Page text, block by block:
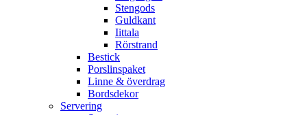
Stengods
Guldkant
Iittala
Rörstrand
Bestick
Porslinspaket
Linne & överdrag
Bordsdekor
Servering